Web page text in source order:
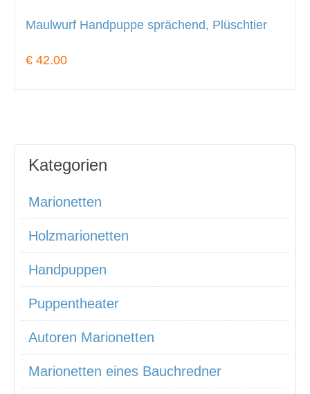
Maulwurf Handpuppe sprächend, Plüschtier
€ 42.00
Kategorien
Marionetten
Holzmarionetten
Handpuppen
Puppentheater
Autoren Marionetten
Marionetten eines Bauchredner